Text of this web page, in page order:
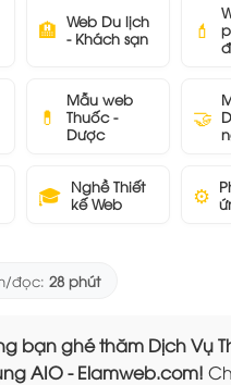
🏨 Web Du lịch
- Khách sạn
💄
💊
Mẫu web
Thuốc -
Dược
🤝
🎓 Nghề Thiết
kế Web
⚙️
đọc: 28 phút
bạn ghé thăm Dịch Vụ
AIO - Elamweb.com!